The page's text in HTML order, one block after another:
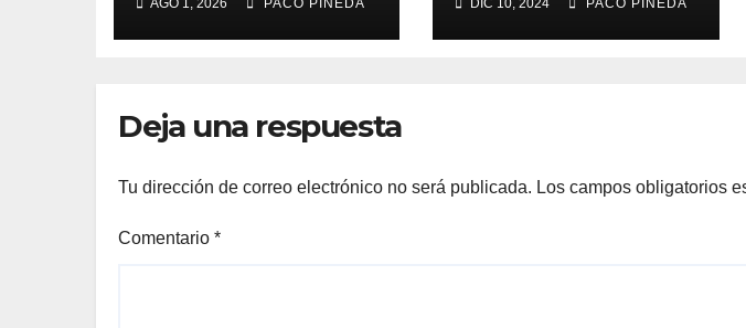
por vacaciones
AGO 1, 2026 PACO PINEDA DIC 10, 2024 PACO PINEDA
Deja una respuesta
Tu dirección de correo electrónico no será publicada. Los campos obligatorios
Comentario *